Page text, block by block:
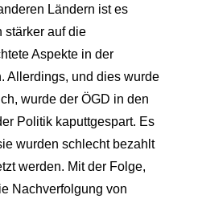
Ländern ist es
stärker auf die
Aspekte in der
Allerdings, und dies wurde
wurde der ÖGD in den
Politik kaputtgespart. Es
wurden schlecht bezahlt
werden. Mit der Folge,
Nachverfolgung von